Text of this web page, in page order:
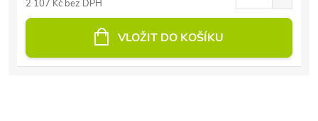
2 107 Kč bez DPH
VLOŽIT DO KOŠÍKU